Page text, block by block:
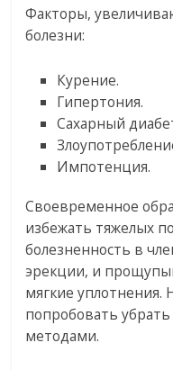
Факторы,
болезни:
Курение.
Гипертония.
Сахарный
Импотенция.
Своевременное
избежать тяжелых
болезненность в
эрекции, и
мягкие уплотнения.
попробовать
методами.